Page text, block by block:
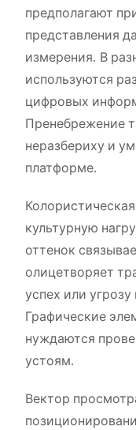
предполагают
представления
измерения. В
используются
цифровых
Пренебрежение
неразбериху и
платформе.
культурную
оттенок
олицетворяет
успех или
Графические
нуждаются
устоям.
Вектор